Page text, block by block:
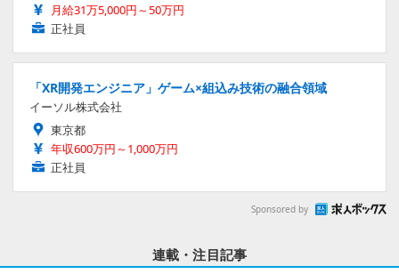
月給31万5,000円～50万円
正社員
「XR開発エンジニア」ゲーム×組込み技術の融合領域
イーソル株式会社
東京都
年収600万円～1,000万円
正社員
Sponsored by
連載・注目記事